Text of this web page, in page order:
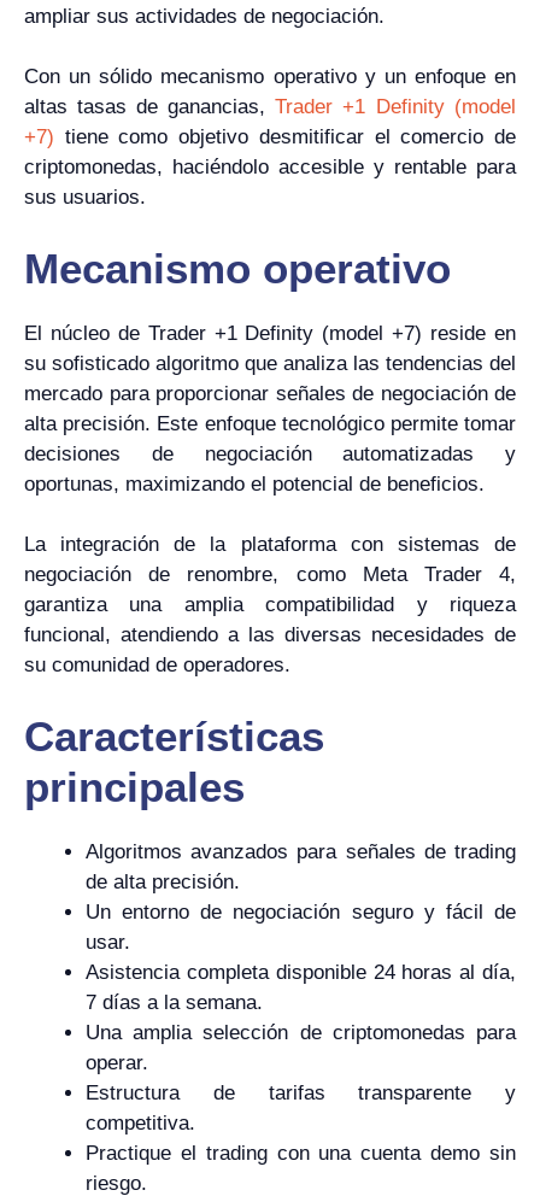
ampliar sus actividades de negociación.
Con un sólido mecanismo operativo y un enfoque en
altas tasas de ganancias, Trader +1 Definity (model
+7) tiene como objetivo desmitificar el comercio de
criptomonedas, haciéndolo accesible y rentable para
sus usuarios.
Mecanismo operativo
El núcleo de Trader +1 Definity (model +7) reside en
su sofisticado algoritmo que analiza las tendencias del
mercado para proporcionar señales de negociación de
alta precisión. Este enfoque tecnológico permite tomar
decisiones de negociación automatizadas y
oportunas, maximizando el potencial de beneficios.
La integración de la plataforma con sistemas de
negociación de renombre, como Meta Trader 4,
garantiza una amplia compatibilidad y riqueza
funcional, atendiendo a las diversas necesidades de
su comunidad de operadores.
Características
principales
Algoritmos avanzados para señales de trading
de alta precisión.
Un entorno de negociación seguro y fácil de
usar.
Asistencia completa disponible 24 horas al día,
7 días a la semana.
Una amplia selección de criptomonedas para
operar.
Estructura de tarifas transparente y
competitiva.
Practique el trading con una cuenta demo sin
riesgo.